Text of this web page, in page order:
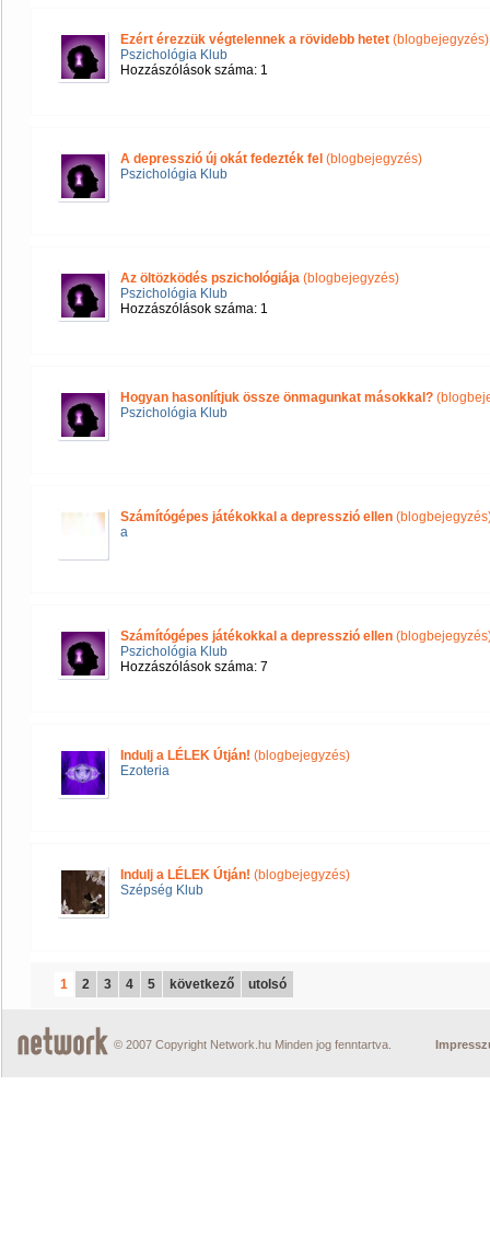
Ezért érezzük végtelennek a rövidebb hetet (blogbejegyzés)
Pszichológia Klub
Hozzászólások száma: 1
A depresszió új okát fedezték fel (blogbejegyzés)
Pszichológia Klub
Az öltözködés pszichológiája (blogbejegyzés)
Pszichológia Klub
Hozzászólások száma: 1
Hogyan hasonlítjuk össze önmagunkat másokkal?
Pszichológia Klub
Számítógépes játékokkal a depresszió ellen
a
Számítógépes játékokkal a depresszió ellen
Pszichológia Klub
Hozzászólások száma: 7
Indulj a LÉLEK Útján! (blogbejegyzés)
Ezoteria
Indulj a LÉLEK Útján! (blogbejegyzés)
Szépség Klub
1 2 3 4 5 következő utolsó
© 2007 Copyright Network.hu Minden jog fenntartva.